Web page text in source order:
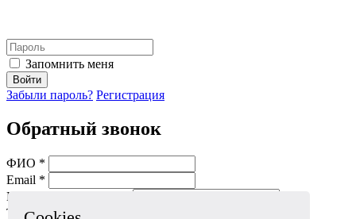
Запомнить меня
Войти
Забыли пароль? Регистрация
Обратный звонок
ФИО *
Email *
Мобильный телефон *
Тема *